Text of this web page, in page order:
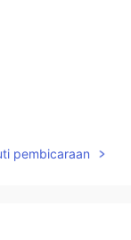
pembicaraan